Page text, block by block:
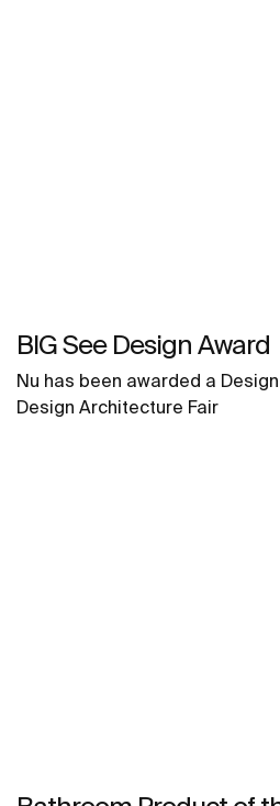
BIG See Design Award
Nu has been awarded a
Design Architecture Fair